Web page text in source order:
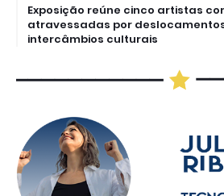
Exposição reúne cinco artistas
atravessadas por
intercâmbios culturais